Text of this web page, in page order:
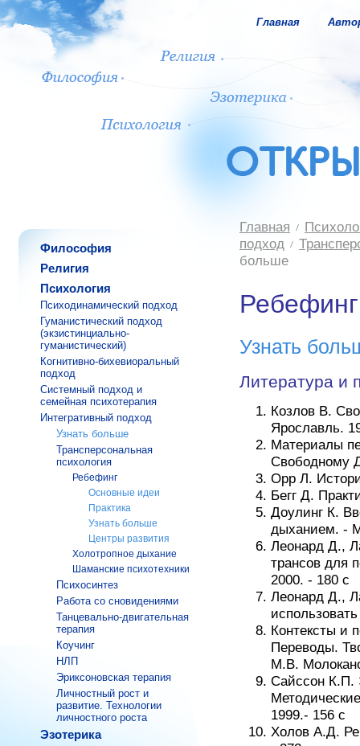
Главная
Философия
Религия
Психология
Психодинамический подход
Гуманистический подход
(экзистинциально-
гуманистический)
Когнитивно-бихевиоральный
подход
Системный подход и
семейная психотерапия
Интегративный подход
Узнать больше
Трансперсональная
психология
Ребефинг
Основные идеи
Практика
Узнать больше
Центры развития
Холотропное дыхание
Шаманские психотехники
Психосинтез
Работа со сновидениями
Танцевально-двигательная
терапия
Коучинг
НЛП
Эриксоновская терапия
Личностный рост и
развитие. Технологии
личностного роста
Эзотерика
Главная
подход
больше
Ребефинг
Узнать
Литература и
Козлов В.
Ярославль.
Материалы
Свободному
Орр Л.
Бегг Д.
Доулинг К.
дыханием. -
Леонард Д.,
трансов для
2000. - 180 с
Леонард Д.,
Контексты и
Переводы.
М.В.
Сайссон К.П.
1999.- 156 с
Холов А.Д.